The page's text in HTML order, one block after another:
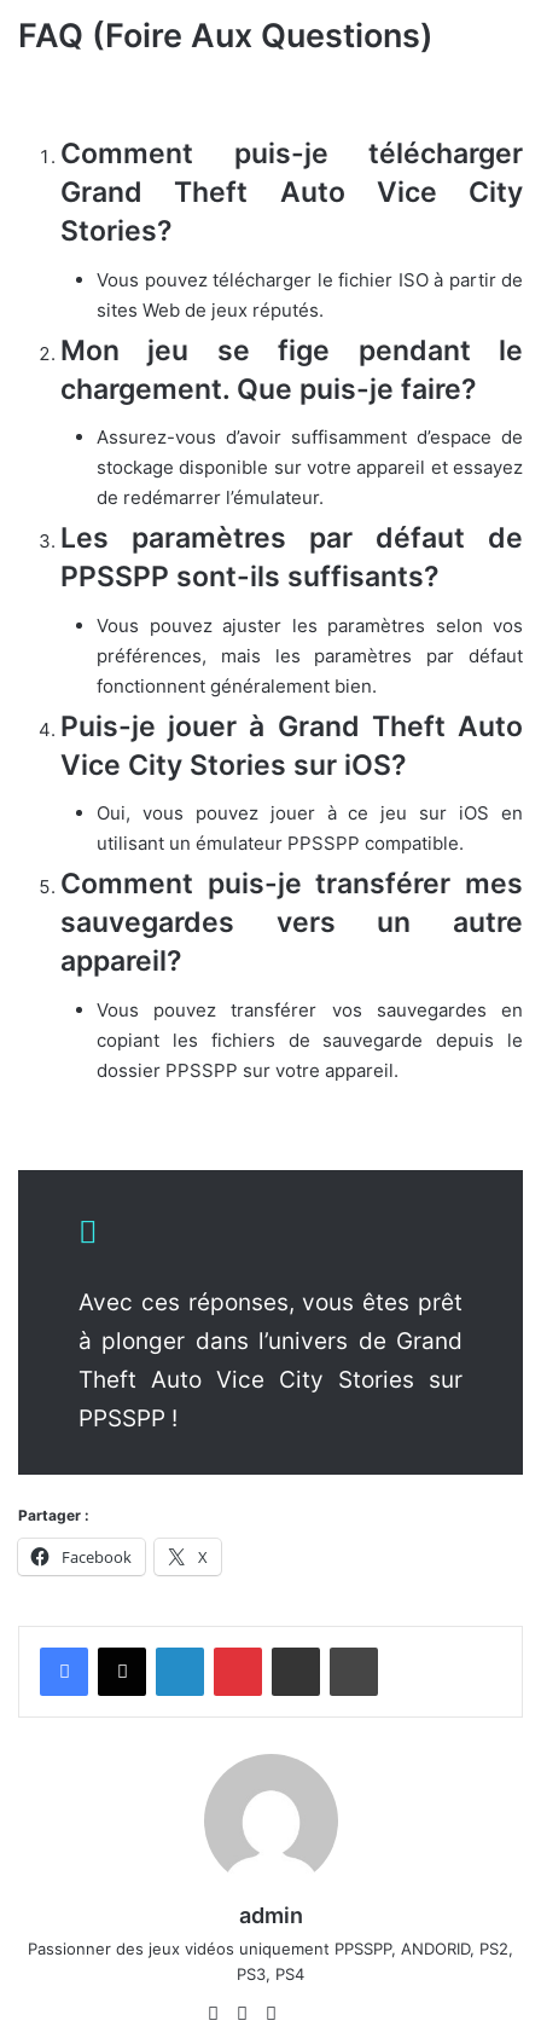
FAQ (Foire Aux Questions)
Comment puis-je télécharger
Grand Theft Auto Vice City
Stories?
Vous pouvez télécharger le fichier ISO à partir de
sites Web de jeux réputés.
Mon jeu se fige pendant le
chargement. Que puis-je faire?
Assurez-vous d’avoir suffisamment d’espace de
stockage disponible sur votre appareil et essayez
de redémarrer l’émulateur.
Les paramètres par défaut de
PPSSPP sont-ils suffisants?
Vous pouvez ajuster les paramètres selon vos
préférences, mais les paramètres par défaut
fonctionnent généralement bien.
Puis-je jouer à Grand Theft Auto
Vice City Stories sur iOS?
Oui, vous pouvez jouer à ce jeu sur iOS en
utilisant un émulateur PPSSPP compatible.
Comment puis-je transférer mes
sauvegardes vers un autre
appareil?
Vous pouvez transférer vos sauvegardes en
copiant les fichiers de sauvegarde depuis le
dossier PPSSPP sur votre appareil.
Avec ces réponses, vous êtes prêt
à plonger dans l’univers de Grand
Theft Auto Vice City Stories sur
PPSSPP !
Partager :
Facebook X
LinkedinPinterestPartager par email Imprimer
admin
Passionner des jeux vidéos uniquement PPSSPP, ANDORID, PS2,
PS3, PS4
WebsiteFacebook